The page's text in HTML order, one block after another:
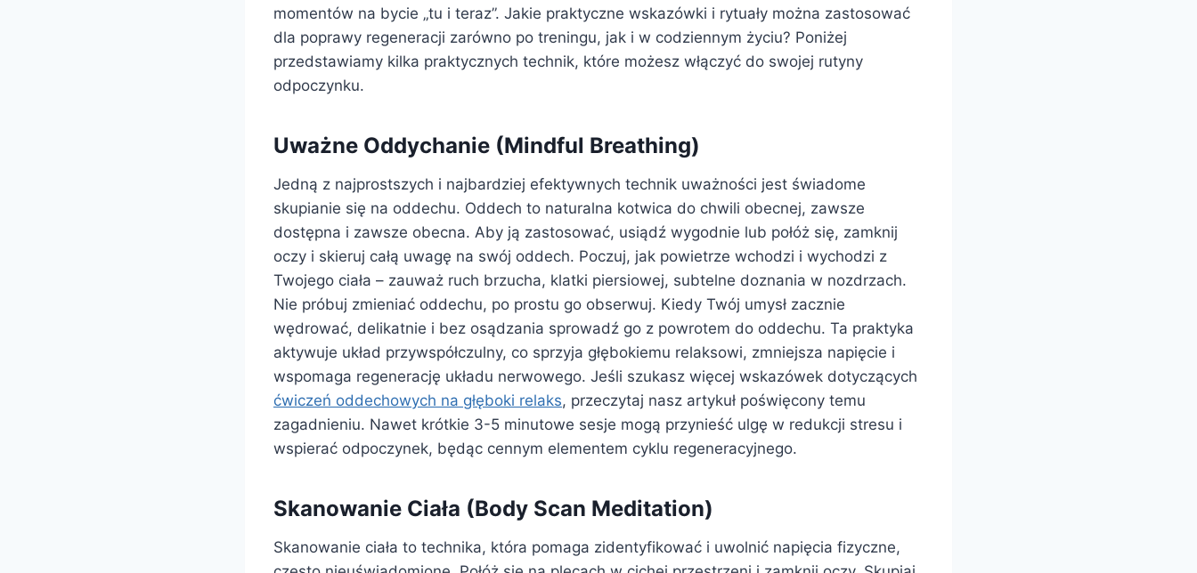
momentów na bycie „tu i teraz”. Jakie praktyczne wskazówki i rytuały można zastosować
dla poprawy regeneracji zarówno po treningu, jak i w codziennym życiu? Poniżej
przedstawiamy kilka praktycznych technik, które możesz włączyć do swojej rutyny
odpoczynku.
Uważne Oddychanie (Mindful Breathing)
Jedną z najprostszych i najbardziej efektywnych technik uważności jest świadome
skupianie się na oddechu. Oddech to naturalna kotwica do chwili obecnej, zawsze
dostępna i zawsze obecna. Aby ją zastosować, usiądź wygodnie lub połóż się, zamknij
oczy i skieruj całą uwagę na swój oddech. Poczuj, jak powietrze wchodzi i wychodzi z
Twojego ciała – zauważ ruch brzucha, klatki piersiowej, subtelne doznania w nozdrzach.
Nie próbuj zmieniać oddechu, po prostu go obserwuj. Kiedy Twój umysł zacznie
wędrować, delikatnie i bez osądzania sprowadź go z powrotem do oddechu. Ta praktyka
aktywuje układ przywspółczulny, co sprzyja głębokiemu relaksowi, zmniejsza napięcie i
wspomaga regenerację układu nerwowego. Jeśli szukasz więcej wskazówek dotyczących
ćwiczeń oddechowych na głęboki relaks, przeczytaj nasz artykuł poświęcony temu
zagadnieniu. Nawet krótkie 3-5 minutowe sesje mogą przynieść ulgę w redukcji stresu i
wspierać odpoczynek, będąc cennym elementem cyklu regeneracyjnego.
Skanowanie Ciała (Body Scan Meditation)
Skanowanie ciała to technika, która pomaga zidentyfikować i uwolnić napięcia fizyczne,